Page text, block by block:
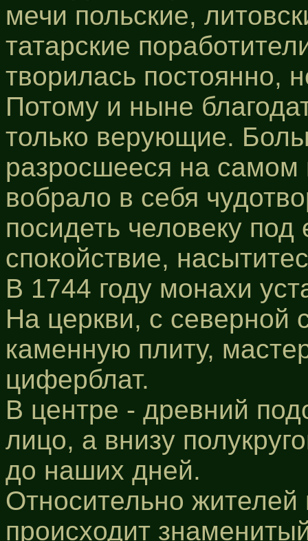
мечи польские,
татарские
творилась постоянно,
Потому и ныне
только верующие.
разросшееся на самом
вобрало в себя
посидеть человеку под
спокойствие,
В 1744 году монахи
На церкви, с северной
каменную плиту,
циферблат.
В центре - древний
лицо, а внизу
до наших дней.
Относительно
происходит